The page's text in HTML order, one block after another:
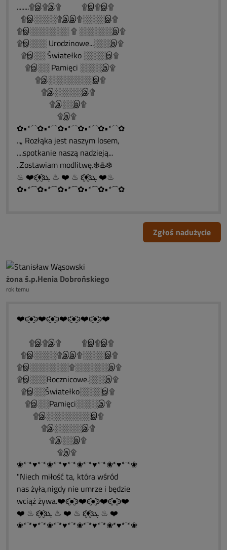
........۩இ۩இ۩ ۩இ۩இ۩
۩இ░░░░۩இஇ۩░░░░இ۩
۩இ░░░░░░░ ۩ ░░░░░░இ۩
۩இ░░░ Urodzinowe...░░░இ۩
۩இ░░ Światełko ░░░░இ۩
۩இ░░ Pamięci ░░░░இ۩
۩இ░░░░░░░░இ۩
۩இ░░░░░இ۩
۩இ░░இ۩
۩இ۩
✿•*´¯`✿•*´¯`✿•*´¯`✿•*´¯`✿•*´¯`✿
..„ Rozłąka jest naszym losem,
....spotkanie naszą nadzieją...
..Zostawiam modlitwę.❄️♨️❄️
♨ ❤️ԑ̮̑♦̮̑ɜܓ ♨ ❤️ ♨ ԑ̮̑♦̮̑ɜܓ ❤️♨
✿•*´¯`✿•*´¯`✿•*´¯`✿•*´¯`✿•*´¯`✿
Zgłoś nadużycie
żona ś.p.Henia Dobrońskiego
rok temu
❤️ͼ̮̑●̮̑ͽ❤️ͼ̮̑●̮̑ͽ❤️ͼ̮̑●̮̑ͽ❤️ͼ̮̑●̮̑ͽ❤️
۩இ۩இ۩ ۩இ۩இ۩
۩இ░░░░۩இஇ۩░░░░இ۩
۩இ░░░░░░░۩░░░░░░இ۩
۩இ░░░Rocznicowe.░░░இ۩
۩இ░░Światełko░░░░இ۩
۩இ░░Pamięci░░░░இ۩
۩இ░░░░░░░░இ۩
۩இ░░░░░இ۩
۩இ░░இ۩
۩இ۩
❀*¯*♥*¯*❀*¯*♥*¯*❀*¯*♥*¯*❀*♥*¯*❀
"Niech miłość ta, która wśród
nas żyła,nigdy nie umrze i będzie
wciąż żywa.❤️ͼ̮̑●̮̑ͽ❤️ͼ̮̑●̮̑ͽ❤️ͼ̮̑●̮̑ͽ❤️
❤️ ♨ ԑ̮̑♦̮̑ɜܓ ♨ ❤️ ♨ ԑ̮̑♦̮̑ɜܓ ♨ ❤️
❀*¯*♥*¯*❀*¯*♥*¯*❀*¯*♥*¯*❀*♥*¯*❀